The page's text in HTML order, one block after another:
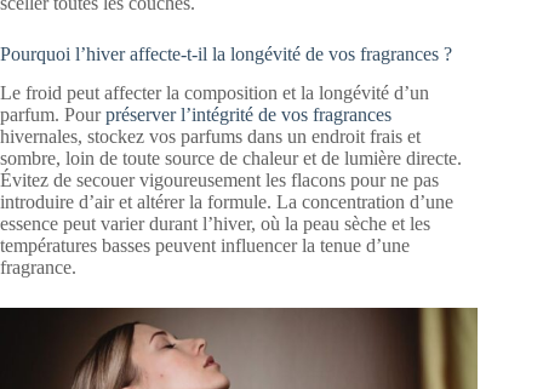
Pourquoi l’hiver affecte-t-il la longévité de vos fragrances ?
Le froid peut affecter la composition et la longévité d’un
parfum. Pourpréserver l’intégrité de vos fragrances
hivernales, stockez vos parfums dans un endroit frais et
sombre, loin de toute source de chaleur et de lumière directe.
Évitez de secouer vigoureusement les flacons pour ne pas
introduire d’air et altérer la formule. La concentration d’une
essence peut varier durant l’hiver, où la peau sèche et les
températures basses peuvent influencer la tenue d’une
fragrance.